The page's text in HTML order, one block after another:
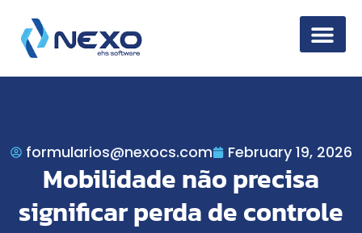
formularios@nexocs.com February 19, 2026
Mobilidade não precisa
significar perda de controle